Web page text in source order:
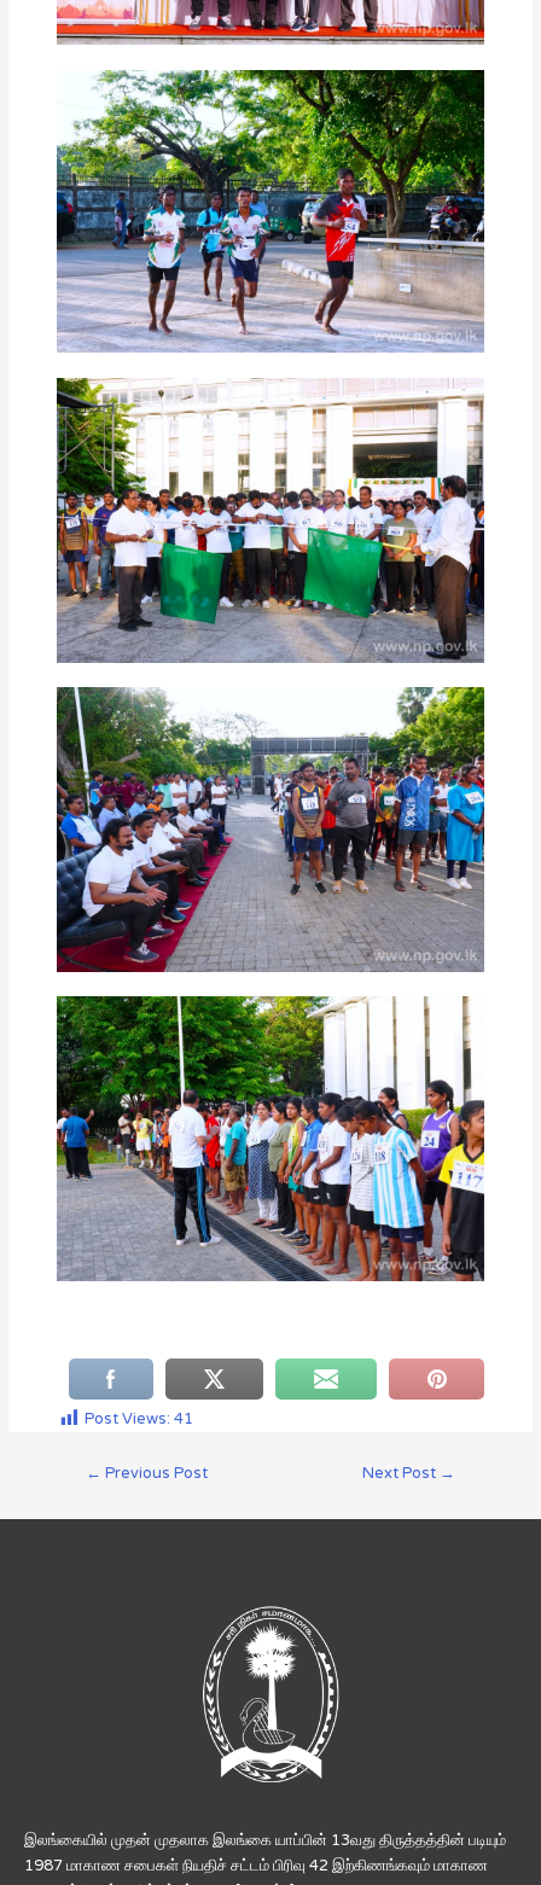
Post Views: 41
← Previous Post Next Post →
இலங்கையில் முதன் முதலாக இலங்கை யாப்பின் 13வது திருத்தத்தின் படியும்
1987 மாகாண சபைகள் நியதிச் சட்டம் பிரிவு 42 இற்கிணங்கவும் மாகாண